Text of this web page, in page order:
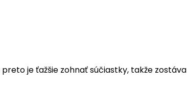
je ťažšie zohnať súčiastky, takže zostáva